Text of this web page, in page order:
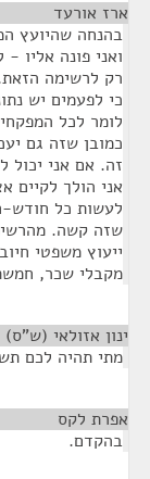
ארז אורעד
בהנחה שהיועץ
ואני פונה אליו
רק לרשימה
כי לפעמים יש
לומר לכל
כמובן שזה גם
זה. אם אני
לעשות כל חודש-
שזה קשה.
ייעוץ משפטי
מקבלי שכר,
ינון אזולאי (ש"ס)
מתי תהיה לכם
אפרת לקס
בהקדם.